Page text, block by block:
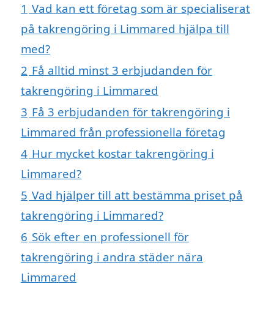
1 Vad kan ett företag som är specialiserat
på takrengöring i Limmared hjälpa till
med?
2 Få alltid minst 3 erbjudanden för
takrengöring i Limmared
3 Få 3 erbjudanden för takrengöring i
Limmared från professionella företag
4 Hur mycket kostar takrengöring i
Limmared?
5 Vad hjälper till att bestämma priset på
takrengöring i Limmared?
6 Sök efter en professionell för
takrengöring i andra städer nära
Limmared